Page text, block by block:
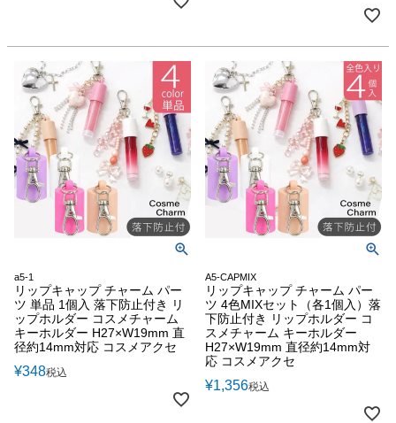
a5-1
リップキャップ チャーム パー
ツ 単品 1個入 落下防止付き リ
ップホルダー コスメチャーム
キーホルダー H27×W19mm 直
径約14mm対応 コスメアクセ
¥348税込
A5-CAPMIX
リップキャップ チャーム パー
ツ 4色MIXセット（各1個入）落
下防止付き リップホルダー コ
スメチャーム キーホルダー
H27×W19mm 直径約14mm対
応 コスメアクセ
¥1,356税込